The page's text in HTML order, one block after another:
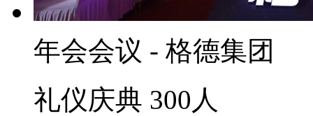
年会会议 - 格德集团
礼仪庆典 300人